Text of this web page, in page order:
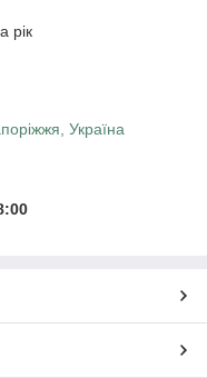
рік
Україна